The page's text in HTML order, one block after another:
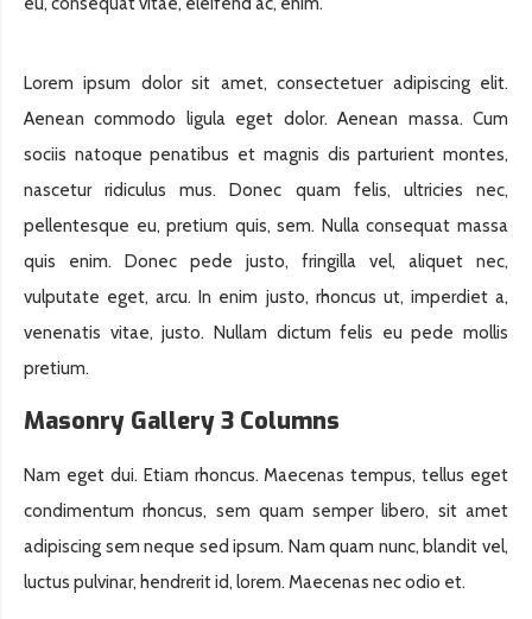
Lorem ipsum dolor sit amet, consectetuer adipiscing elit.
Aenean commodo ligula eget dolor. Aenean massa. Cum
sociis natoque penatibus et magnis dis parturient montes,
nascetur ridiculus mus. Donec quam felis, ultricies nec,
pellentesque eu, pretium quis, sem. Nulla consequat massa
quis enim. Donec pede justo, fringilla vel, aliquet nec,
vulputate eget, arcu. In enim justo, rhoncus ut, imperdiet a,
venenatis vitae, justo. Nullam dictum felis eu pede mollis
pretium.
Masonry Gallery 3 Columns
Nam eget dui. Etiam rhoncus. Maecenas tempus, tellus eget
condimentum rhoncus, sem quam semper libero, sit amet
adipiscing sem neque sed ipsum. Nam quam nunc, blandit vel,
luctus pulvinar, hendrerit id, lorem. Maecenas nec odio et.